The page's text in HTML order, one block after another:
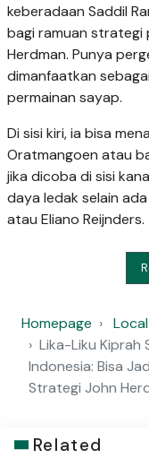
keberadaan Saddil
bagi ramuan strategi
Herdman. Punya
dimanfaatkan
permainan sayap.
Di sisi kiri, ia bisa
Oratmangoen atau
jika dicoba di sisi
daya ledak selain
atau Eliano Reijnders.
Homepage
Local
Lika-Liku Kiprah
Indonesia: Bisa
Strategi John
Related